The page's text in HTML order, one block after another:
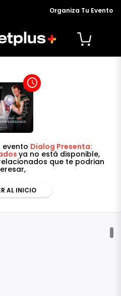
cambiar idiomaOrganiza Tu Evento
access_time
evento Dialog Presenta:
ya no está disponible,
que te podrian
AL INICIO